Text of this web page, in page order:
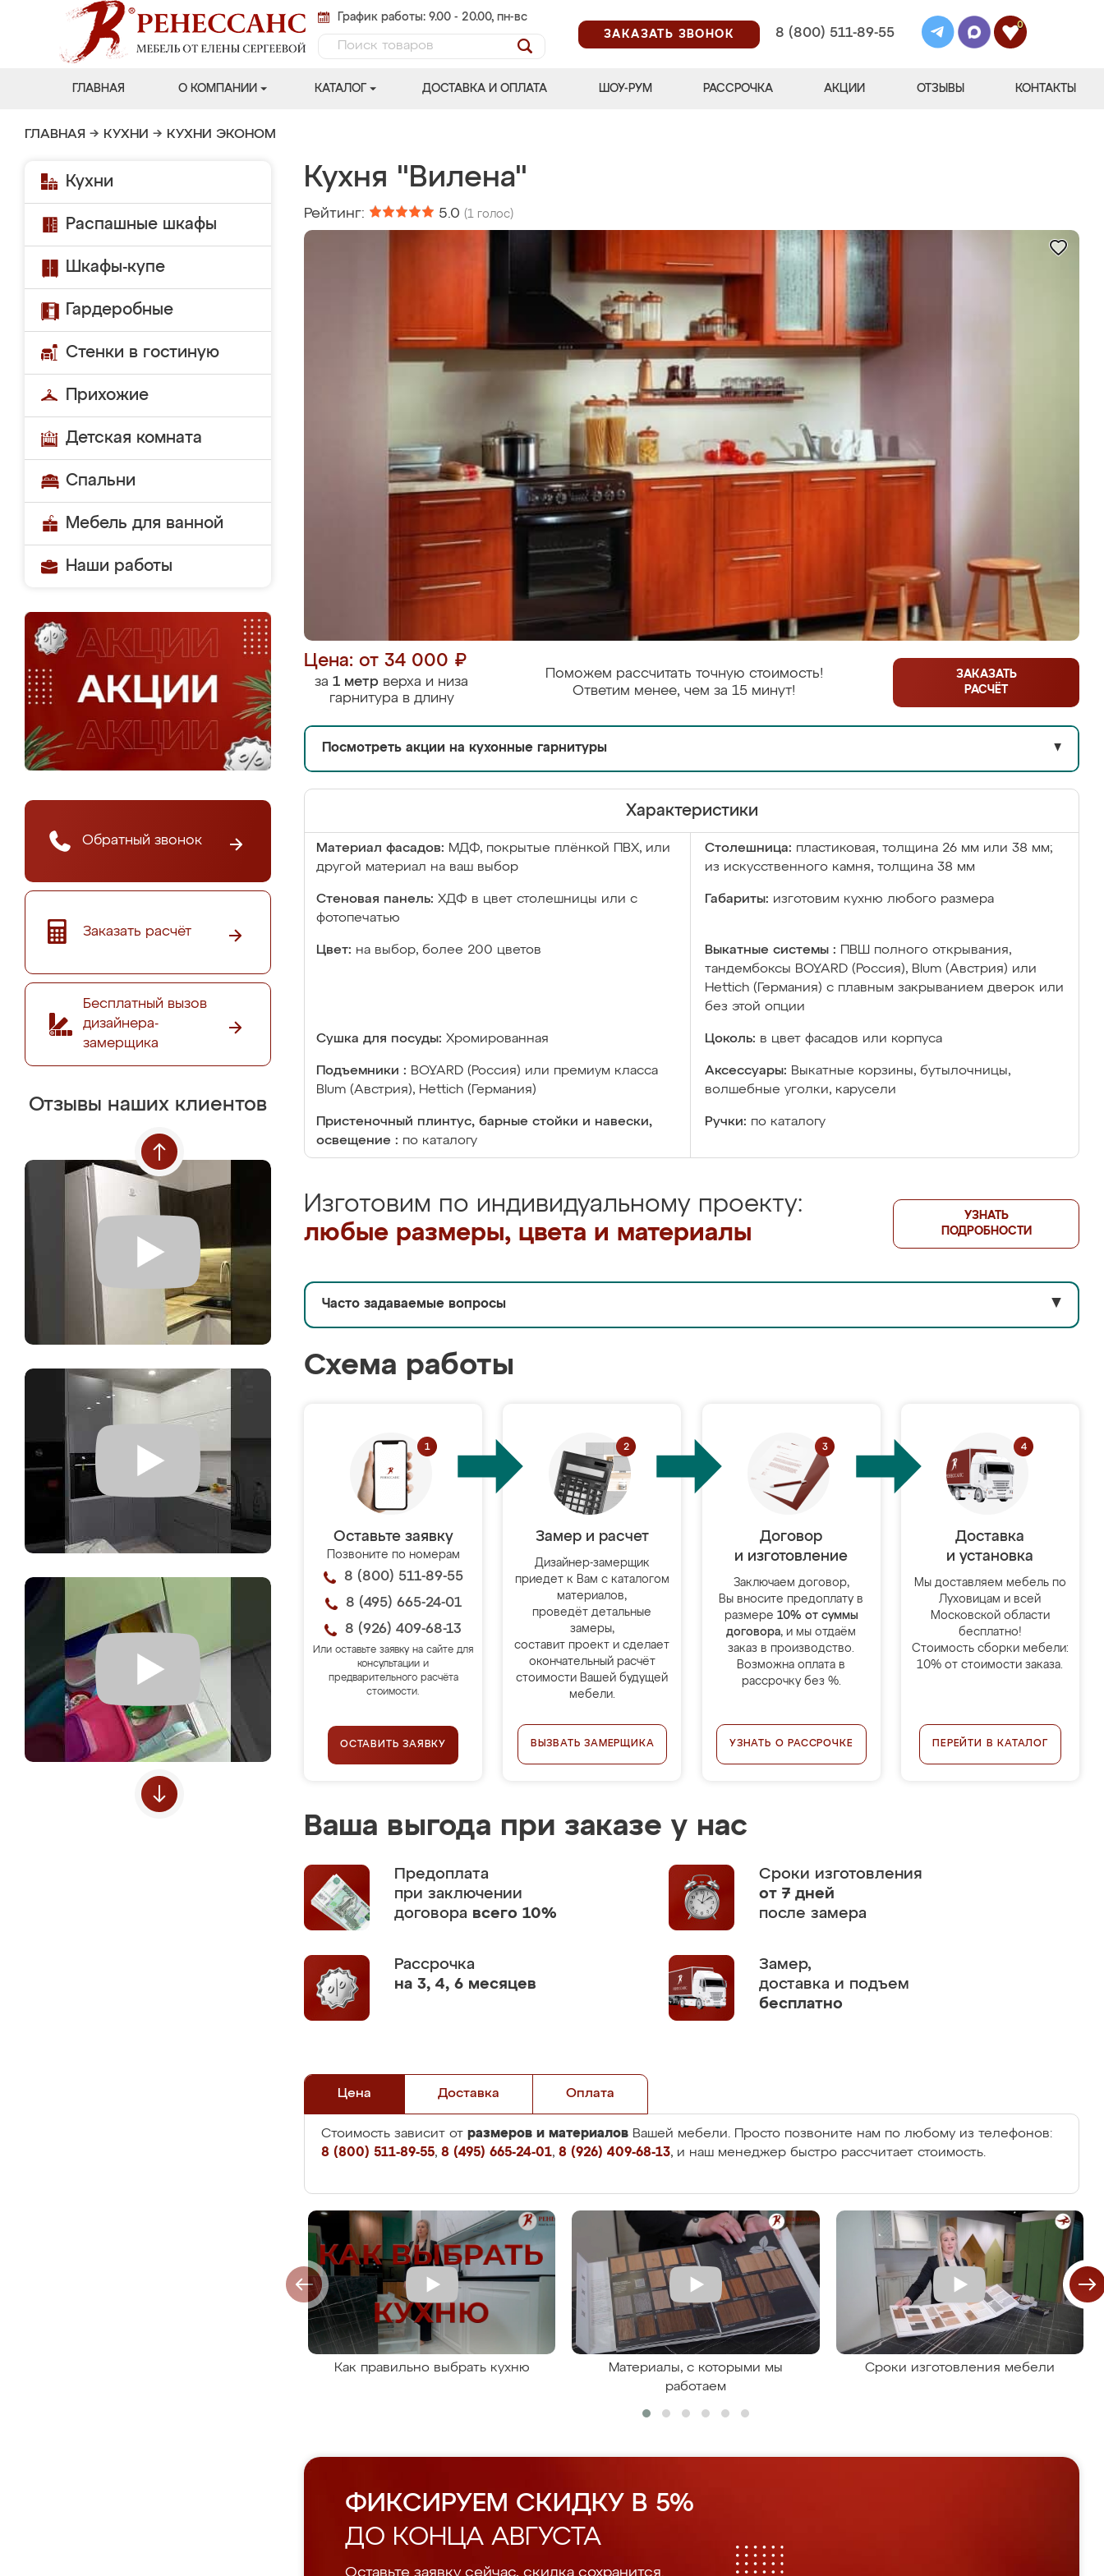
График работы: 9.00 - 20.00, пн-вс
ЗАКАЗАТЬ ЗВОНОК
8 (800) 511-89-55
0
ГЛАВНАЯ О КОМПАНИИ КАТАЛОГ ДОСТАВКА И ОПЛАТА ШОУ-РУМ РАССРОЧКА АКЦИИ ОТЗЫВЫ КОНТАКТЫ
ГЛАВНАЯ → КУХНИ → КУХНИ ЭКОНОМ
Кухни
Распашные шкафы
Шкафы-купе
Гардеробные
Стенки в гостиную
Прихожие
Детская комната
Спальни
Мебель для ванной
Наши работы
Обратный звонок
Заказать расчёт
Бесплатный вызов
дизайнера-
замерщика
Отзывы наших клиентов
Кухня "Вилена"
Рейтинг: 5.0 (1 голос)
Цена: от 34 000 ₽
за 1 метр верха и низа
гарнитура в длину
Поможем рассчитать точную стоимость!
Ответим менее, чем за 15 минут!
ЗАКАЗАТЬ
РАСЧЁТ
Посмотреть акции на кухонные гарнитуры ▼
Характеристики
Материал фасадов: МДФ, покрытые плёнкой ПВХ, или
другой материал на ваш выбор
Столешница: пластиковая, толщина 26 мм или 38 мм;
из искусственного камня, толщина 38 мм
Стеновая панель: ХДФ в цвет столешницы или с
фотопечатью
Габариты: изготовим кухню любого размера
Цвет: на выбор, более 200 цветов Выкатные системы :
ПВШ полного открывания,
тандембоксы BOYARD (Россия), Blum (Австрия) или
Hettich (Германия) с плавным закрыванием дверок или
без этой опции
Сушка для посуды: Хромированная Цоколь: в цвет фасадов или корпуса
Подъемники : BOYARD (Россия) или премиум класса
Blum (Австрия), Hettich (Германия)
Аксессуары: Выкатные корзины, бутылочницы,
волшебные уголки, карусели
Пристеночный плинтус, барные стойки и навески,
освещение : по каталогу
Ручки: по каталогу
Изготовим по индивидуальному проекту:
любые размеры, цвета и материалы
УЗНАТЬ
ПОДРОБНОСТИ
Часто задаваемые вопросы ▼
Схема работы
Оставьте заявку
Позвоните по номерам
8 (800) 511-89-55
8 (495) 665-24-01
8 (926) 409-68-13
Или оставьте заявку на сайте для
консультации и
предварительного расчёта
стоимости.
ОСТАВИТЬ ЗАЯВКУ
Замер и расчет
Дизайнер-замерщик
приедет к Вам с каталогом
материалов,
проведёт детальные
замеры,
составит проект и сделает
окончательный расчёт
стоимости Вашей будущей
мебели.
ВЫЗВАТЬ ЗАМЕРЩИКА
Договор
и изготовление
Заключаем договор,
Вы вносите предоплату в
размере 10% от суммы
договора, и мы отдаём
заказ в производство.
Возможна оплата в
рассрочку без %.
УЗНАТЬ О РАССРОЧКЕ
Доставка
и установка
Мы доставляем мебель по
Луховицам и всей
Московской области
бесплатно!
Стоимость сборки мебели:
10% от стоимости заказа.
ПЕРЕЙТИ В КАТАЛОГ
Ваша выгода при заказе у нас
Предоплата
при заключении
договора всего 10%
Сроки изготовления
от 7 дней
после замера
Рассрочка
на 3, 4, 6 месяцев
Замер,
доставка и подъем
бесплатно
Цена Доставка Оплата
Стоимость зависит от размеров и материалов Вашей мебели. Просто позвоните нам по любому из телефонов:
8 (800) 511-89-55, 8 (495) 665-24-01, 8 (926) 409-68-13, и наш менеджер быстро рассчитает стоимость.
Как правильно выбрать кухню
Материалы, с которыми мы
работаем
Сроки изготовления мебели
ФИКСИРУЕМ СКИДКУ В 5%
ДО КОНЦА АВГУСТА
Оставьте заявку сейчас, скидка сохранится.